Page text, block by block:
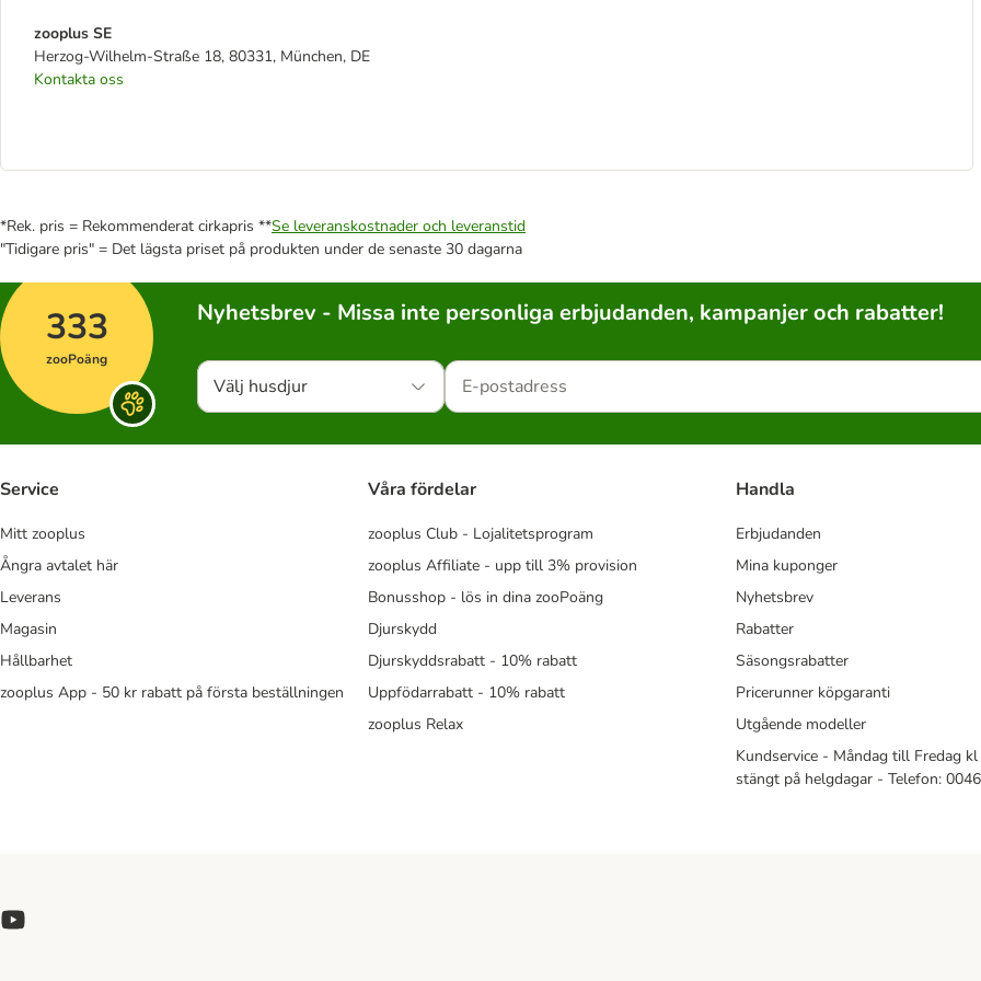
zooplus SE
Herzog-Wilhelm-Straße 18, 80331, München, DE
Kontakta oss
*Rek. pris = Rekommenderat cirkapris **Se leveranskostnader och leveranstid
"Tidigare pris" = Det lägsta priset på produkten under de senaste 30 dagarna
333
zooPoäng
Nyhetsbrev - Missa inte personliga erbjudanden, kampanjer och rabatter!
Välj husdjur
Service
Mitt zooplus
Ångra avtalet här
Leverans
Magasin
Hållbarhet
zooplus App - 50 kr rabatt på första beställningen
Våra fördelar
zooplus Club - Lojalitetsprogram
zooplus Affiliate - upp till 3% provision
Bonusshop - lös in dina zooPoäng
Djurskydd
Djurskyddsrabatt - 10% rabatt
Uppfödarrabatt - 10% rabatt
zooplus Relax
Handla
Erbjudanden
Mina kuponger
Nyhetsbrev
Rabatter
Säsongsrabatter
Pricerunner köpgaranti
Utgående modeller
Kundservice - Måndag till Fredag
stängt på helgdagar - Telefon: